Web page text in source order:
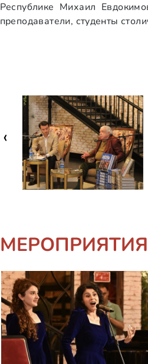
Республике Михаил
преподаватели, студенты
‹
МЕРОПРИЯТИЯ